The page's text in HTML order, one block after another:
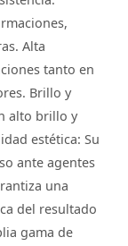
Alta
tanto en
Brillo y
alto brillo y
estética: Su
ante agentes
una
del resultado
gama de